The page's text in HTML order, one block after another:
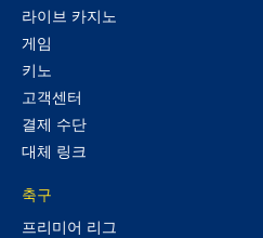
라이브 카지노
게임
키노
고객센터
결제 수단
대체 링크
축구
프리미어 리그